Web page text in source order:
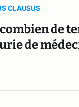
CLAUSUS
de
de